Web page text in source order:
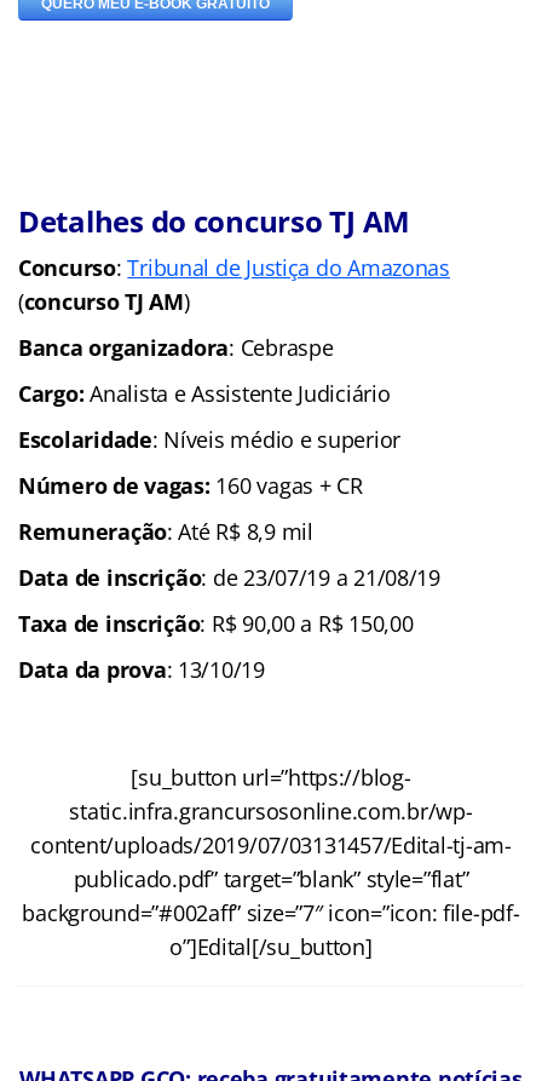
Detalhes do concurso TJ AM
Concurso:Tribunal de Justiça do Amazonas
(concurso TJ AM)
Banca organizadora: Cebraspe
Cargo:Analista e Assistente Judiciário
Escolaridade: Níveis médio e superior
Número de vagas: 160 vagas + CR
Remuneração: Até R$ 8,9 mil
Data de inscrição: de 23/07/19 a 21/08/19
Taxa de inscrição: R$ 90,00 a R$ 150,00
Data da prova: 13/10/19
[su_button url=”https://blog-
static.infra.grancursosonline.com.br/wp-
content/uploads/2019/07/03131457/Edital-tj-am-
publicado.pdf” target=”blank” style=”flat”
background=”#002aff” size=”7″ icon=”icon: file-pdf-
o”]Edital[/su_button]